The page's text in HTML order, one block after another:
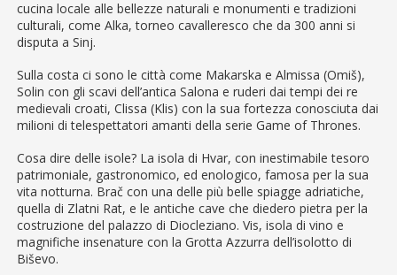
cucina locale alle bellezze naturali e monumenti e tradizioni
culturali, come Alka, torneo cavalleresco che da 300 anni si
disputa a Sinj.
Sulla costa ci sono le città come Makarska e Almissa (Omiš),
Solin con gli scavi dell’antica Salona e ruderi dai tempi dei re
medievali croati, Clissa (Klis) con la sua fortezza conosciuta dai
milioni di telespettatori amanti della serie Game of Thrones.
Cosa dire delle isole? La isola di Hvar, con inestimabile tesoro
patrimoniale, gastronomico, ed enologico, famosa per la sua
vita notturna. Brač con una delle più belle spiagge adriatiche,
quella di Zlatni Rat, e le antiche cave che diedero pietra per la
costruzione del palazzo di Diocleziano. Vis, isola di vino e
magnifiche insenature con la Grotta Azzurra dell’isolotto di
Biševo.